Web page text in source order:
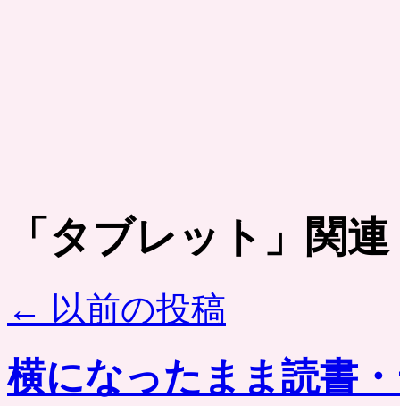
「 タブレット 」関連
← 以前の投稿
横になったまま読書